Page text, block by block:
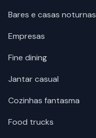
Bares e casas noturnas
Empresas
Fine dining
Jantar casual
Cozinhas fantasma
Food trucks